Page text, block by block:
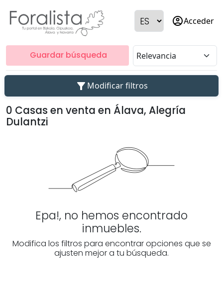
account_circleAcceder
Guardar búsqueda
filter_alt Modificar filtros
0 Casas en venta en Álava, Alegría
Dulantzi
Epa!, no hemos encontrado
inmuebles.
Modifica los filtros para encontrar opciones que se
ajusten mejor a tu búsqueda.